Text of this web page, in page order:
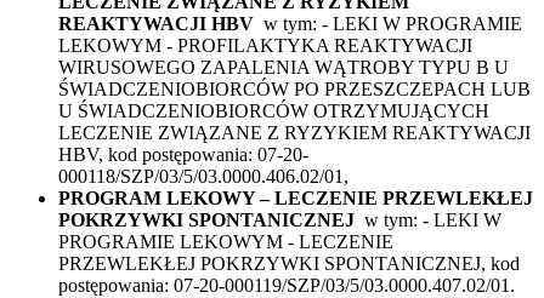
REAKTYWACJI HBV w tym: - LEKI W PROGRAMIE
LEKOWYM - PROFILAKTYKA REAKTYWACJI
WIRUSOWEGO ZAPALENIA WĄTROBY TYPU B U
ŚWIADCZENIOBIORCÓW PO PRZESZCZEPACH LUB
U ŚWIADCZENIOBIORCÓW OTRZYMUJĄCYCH
LECZENIE ZWIĄZANE Z RYZYKIEM REAKTYWACJI
HBV, kod postępowania: 07-20-
000118/SZP/03/5/03.0000.406.02/01,
PROGRAM LEKOWY – LECZENIE PRZEWLEKŁEJ
POKRZYWKI SPONTANICZNEJ w tym: - LEKI W
PROGRAMIE LEKOWYM - LECZENIE
PRZEWLEKŁEJ POKRZYWKI SPONTANICZNEJ, kod
postępowania: 07-20-000119/SZP/03/5/03.0000.407.02/01.